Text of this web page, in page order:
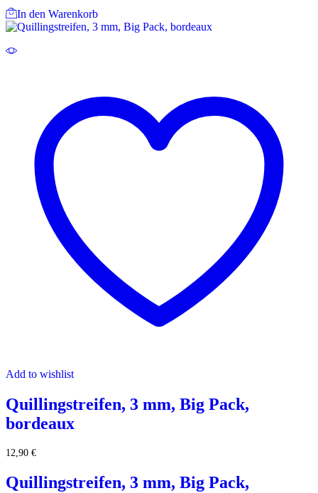
In den Warenkorb
Add to wishlist
Quillingstreifen, 3 mm, Big Pack,
bordeaux
12,90 €
Quillingstreifen, 3 mm, Big Pack,